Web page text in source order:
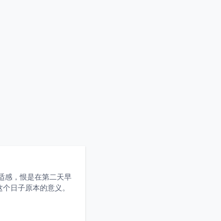
感，恨是在第二天早
日子原本的意义。